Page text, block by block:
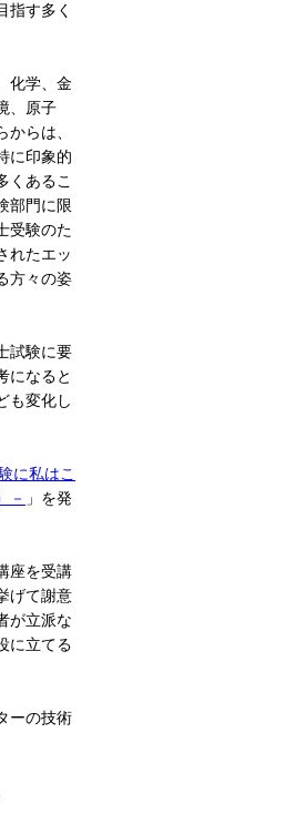
指す多く
化学、金
、原子
らは、
に印象的
くあるこ
部門に限
受験のた
れたエッ
方々の姿
試験に要
になると
も変化し
に私はこ
－ 」を発
座を受講
げて謝意
が立派な
に立てる
ーの技術